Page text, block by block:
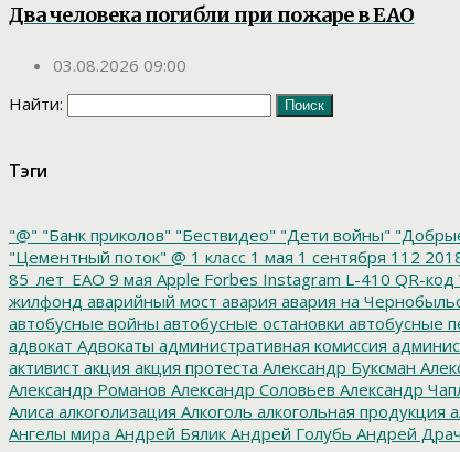
Два человека погибли при пожаре в ЕАО
03.08.2026 09:00
Найти:
Тэги
"@" "Банк приколов" "Бествидео" "Дети войны"
"Цементный поток" @ 1 класс 1 мая 1 сентября 112
85_лет_ЕАО 9 мая Apple Forbes Instagram L-410 QR-код
жилфонд аварийный мост авария авария на
автобусные войны автобусные остановки автобусные
адвокат Адвокаты административная комиссия
активист акция акция протеста Александр Буксман
Александр Романов Александр Соловьев Александр
Алиса алкоголизация Алкоголь алкогольная продукция
Ангелы мира Андрей Бялик Андрей Голубь Андрей